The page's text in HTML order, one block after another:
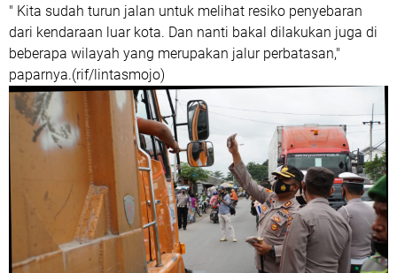
" Kita sudah turun jalan untuk melihat resiko penyebaran
dari kendaraan luar kota. Dan nanti bakal dilakukan juga di
beberapa wilayah yang merupakan jalur perbatasan,"
paparnya.(rif/lintasmojo)